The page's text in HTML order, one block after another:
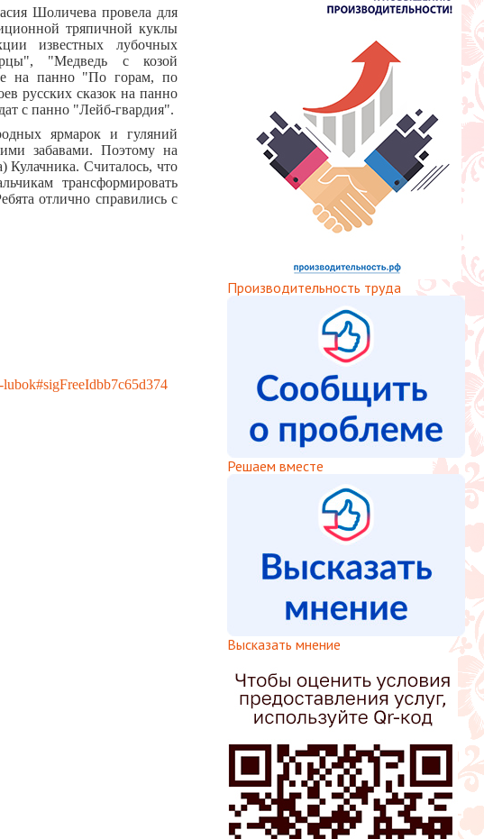
Шоличева провела для
тряпичной куклы
известных лубочных
"Медведь с козой
на панно "По горам, по
русских сказок на панно
с панно "Лейб-гвардия".
ярмарок и гуляний
забавами. Поэтому на
Кулачника. Считалось, что
трансформировать
отлично справились с
Производительность труда
Решаем вместе
Высказать мнение